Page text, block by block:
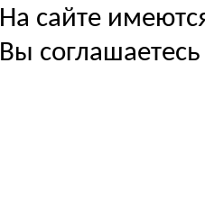
На сайте
Вы